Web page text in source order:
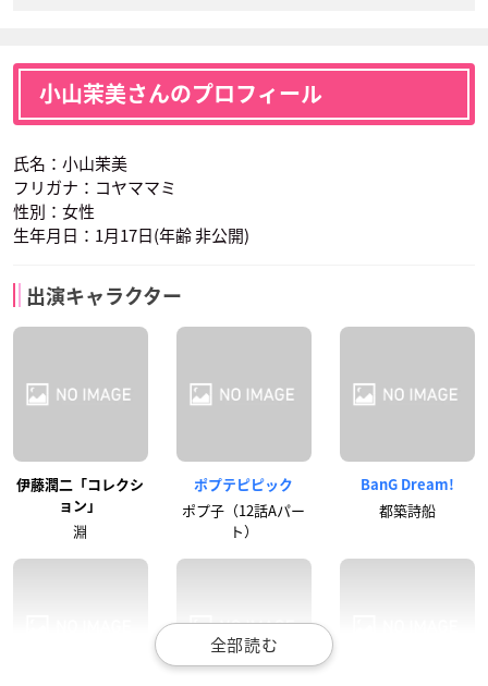
小山茉美さんのプロフィール
氏名：小山茉美
フリガナ：コヤママミ
性別：女性
生年月日：1月17日(年齢 非公開)
出演キャラクター
伊藤潤二「コレクシ
ョン」
淵
ポプテピピック
ポプ子（12話Aパー
ト）
BanG Dream!
都築詩船